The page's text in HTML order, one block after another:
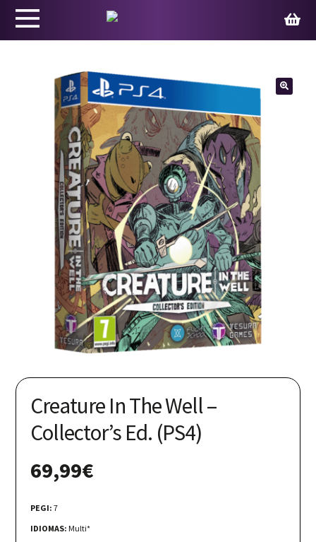
Creature In The Well –
Collector’s Ed. (PS4)
69,99€
PEGI:7
IDIOMAS: Multi*
Productos
Juegos
Ed. Coleccionista
Merchandising
Contacto
Carrito
Nuestras redes: